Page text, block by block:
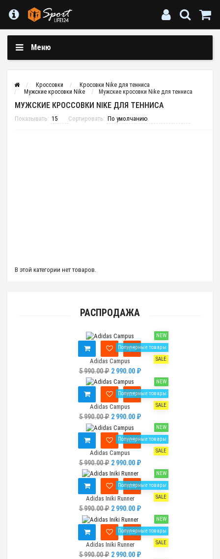
Меню
Кроссовки
Кросовки Nike для тенниса
Мужские кросовки Nike
Мужские кросовки Nike для тенниса
МУЖСКИЕ КРОССОВКИ NIKE ДЛЯ ТЕННИСА
Показывать: Сортировать:
В этой категории нет товаров.
РАСПРОДАЖА
NEW
Популярные товары
SALE
Adidas Campus
5 990.00 ₽2 990.00 ₽
NEW
Популярные товары
SALE
Adidas Campus
5 990.00 ₽2 990.00 ₽
NEW
Популярные товары
SALE
Adidas Campus
5 990.00 ₽2 990.00 ₽
NEW
Популярные товары
SALE
Adidas Iniki Runner
5 990.00 ₽2 990.00 ₽
NEW
Популярные товары
SALE
Adidas Iniki Runner
5 990.00 ₽2 990.00 ₽